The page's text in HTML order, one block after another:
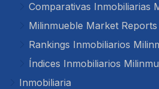
Comparativas Inmobiliarias
Milinmueble Market Reports
Rankings Inmobiliarios
Índices Inmobiliarios
Inmobiliaria